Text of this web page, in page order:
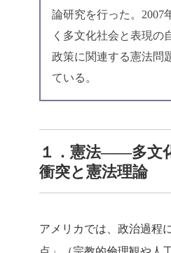
論研究を行った。2007
く多文化社会と表現の
政策に関連する憲法問
ている。
１．憲法――多文
衝突と憲法理論
アメリカでは、政治過程